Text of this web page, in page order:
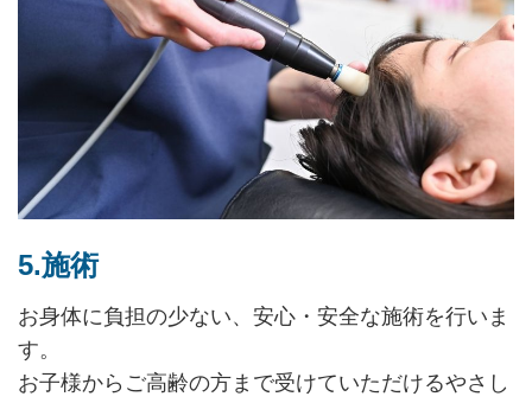
5.施術
お身体に負担の少ない、安心・安全な施術を行いま
す。
お子様からご高齢の方まで受けていただけるやさし